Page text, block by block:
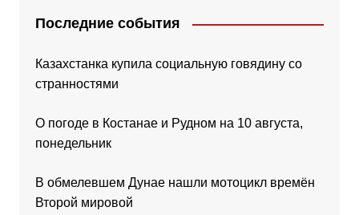
Последние события
Казахстанка купила социальную говядину со
странностями
О погоде в Костанае и Рудном на 10 августа,
понедельник
В обмелевшем Дунае нашли мотоцикл времён
Второй мировой